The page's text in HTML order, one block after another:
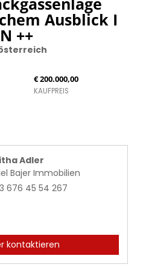
Ausblick I
++
€ 200.000,00
KAUFPREIS
Adler
Bajer Immobilien
676 45 54 267
kontaktieren